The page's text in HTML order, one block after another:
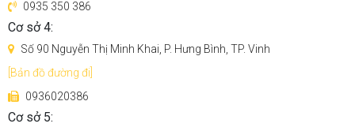
0935 350 386
Cơ sở 4:
Số 90 Nguyễn Thị Minh Khai, P. Hưng Bình, TP. Vinh
[Bản đồ đường đi]
0936020386
Cơ sở 5: